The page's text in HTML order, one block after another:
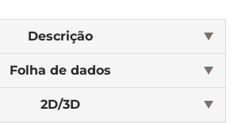
Descrição
Folha de dados
2D/3D